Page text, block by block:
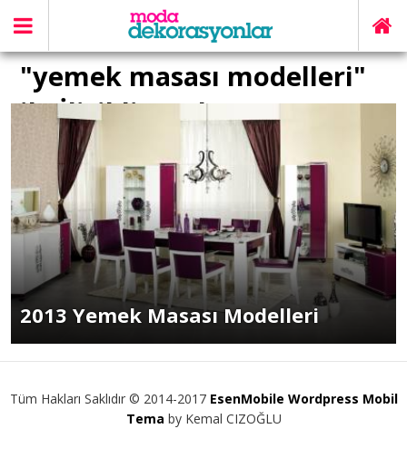
"yemek masası modelleri"
ile İlişikli yazılar
2013 Yemek Masası Modelleri
Tüm Hakları Saklıdır © 2014-2017 EsenMobile Wordpress Mobil
Tema by Kemal CIZOĞLU